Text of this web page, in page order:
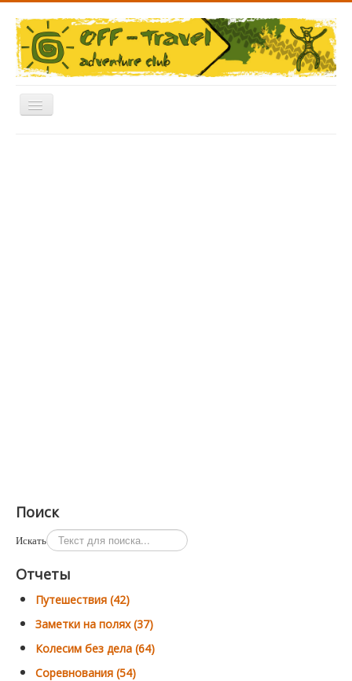
Включить/
Поиск
Искать
Отчеты
Путешествия (42)
Заметки на полях (37)
Колесим без дела (64)
Соревнования (54)